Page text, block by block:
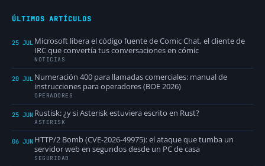
ÚLTIMOS ARTÍCULOS
25 JUL Microsoft libera el código fuente de Comic Chat, el cliente de
IRC que convertía tus conversaciones en cómic
NOTICIAS
20 JUL Numeración 400 para llamadas comerciales: manual de
instrucciones para operadores (BOE 2026)
OPERADORES
25 JUN Rustisk: ¿y si Asterisk estuviera escrito en Rust?
ASTERISK
06 JUN HTTP/2 Bomb (CVE-2026-49975): el ataque que tumba un
servidor web en segundos desde un PC de casa
SEGURIDAD